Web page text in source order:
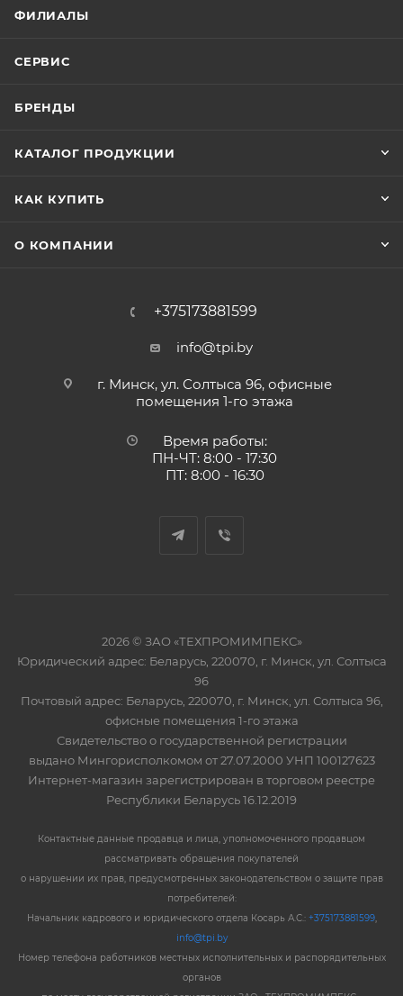
ФИЛИАЛЫ
СЕРВИС
БРЕНДЫ
КАТАЛОГ ПРОДУКЦИИ
КАК КУПИТЬ
О КОМПАНИИ
+375173881599
info@tpi.by
г. Минск, ул. Солтыса 96, офисные
помещения 1-го этажа
Время работы:
ПН-ЧТ: 8:00 - 17:30
ПТ: 8:00 - 16:30
2026 © ЗАО «ТЕХПРОМИМПЕКС»
Юридический адрес: Беларусь, 220070, г. Минск, ул. Солтыса
96
Почтовый адрес: Беларусь, 220070, г. Минск, ул. Солтыса 96,
офисные помещения 1-го этажа
Свидетельство о государственной регистрации
выдано Мингорисполкомом от 27.07.2000 УНП 100127623
Интернет-магазин зарегистрирован в торговом реестре
Республики Беларусь 16.12.2019
Контактные данные продавца и лица, уполномоченного продавцом
рассматривать обращения покупателей
о нарушении их прав, предусмотренных законодательством о защите прав
потребителей:
Начальник кадрового и юридического отдела Косарь А.С.: +375173881599,
info@tpi.by
Номер телефона работников местных исполнительных и распорядительных
органов